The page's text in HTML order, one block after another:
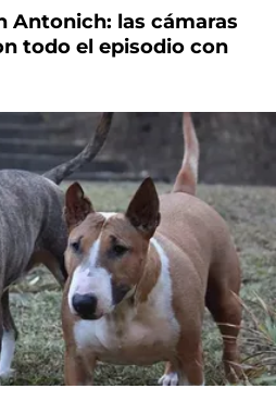
Antonich: las cámaras
todo el episodio con